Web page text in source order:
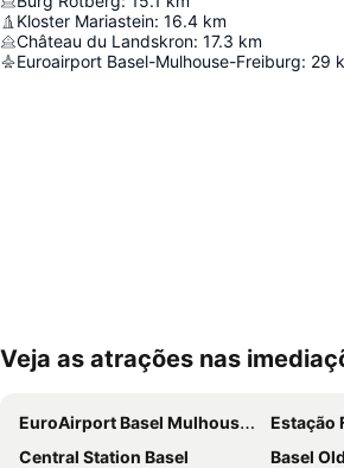
Kloster Mariastein: 16.4 km
Château du Landskron: 17.3 km
Euroairport Basel-Mulhouse-Freiburg: 29
Ampliar mapa
Veja as atrações nas
EuroAirport Basel Mulhouse Freiburg
Estação
Central Station Basel
Basel